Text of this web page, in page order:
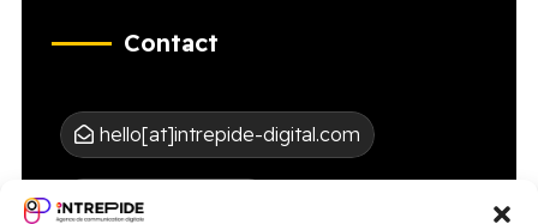
Contact
hello[at]intrepide-digital.com
+261 34 67 556 25